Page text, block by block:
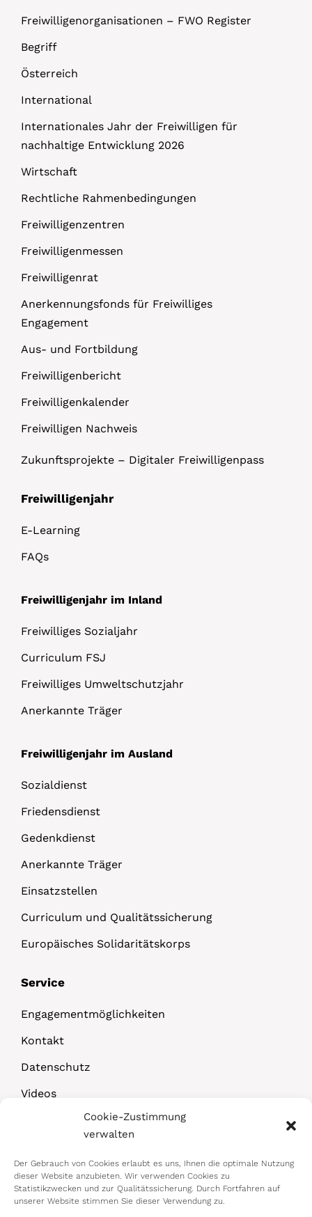
Cookie-Zustimmung
verwalten
Der Gebrauch von Cookies erlaubt es uns, Ihnen die optimale Nutzung
dieser Website anzubieten. Wir verwenden Cookies zu
Statistikzwecken und zur Qualitätssicherung. Durch Fortfahren auf
unserer Website stimmen Sie dieser Verwendung zu.
Freiwilligenorganisationen – FWO Register
Begriff
Österreich
International
Internationales Jahr der Freiwilligen für
nachhaltige Entwicklung 2026
Wirtschaft
Rechtliche Rahmenbedingungen
Freiwilligenzentren
Freiwilligenmessen
Freiwilligenrat
Anerkennungsfonds für Freiwilliges
Engagement
Aus- und Fortbildung
Freiwilligenbericht
Freiwilligenkalender
Freiwilligen Nachweis
Zukunftsprojekte – Digitaler Freiwilligenpass
Freiwilligenjahr
E-Learning
FAQs
Freiwilligenjahr im Inland
Freiwilliges Sozialjahr
Curriculum FSJ
Freiwilliges Umweltschutzjahr
Anerkannte Träger
Freiwilligenjahr im Ausland
Sozialdienst
Friedensdienst
Gedenkdienst
Anerkannte Träger
Einsatzstellen
Curriculum und Qualitätssicherung
Europäisches Solidaritätskorps
Service
Engagementmöglichkeiten
Kontakt
Datenschutz
Videos